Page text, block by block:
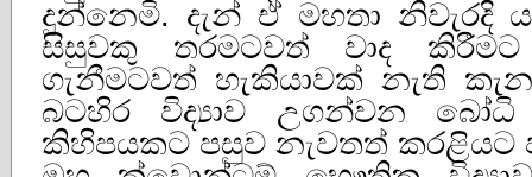
දුන්නෙමි. දැන් ඒ මහතා නිවැරදි
සිසුවකු තරමටවත් වාද
ගැනීමටවත් හැකියාවක් නැති
බටහිර විද්‍යාව උගන්වන බෝධි
කිහිපයකට පසුව නැවතත්